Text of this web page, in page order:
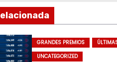
GRANDES PREMIOS
UNCATEGORIZED